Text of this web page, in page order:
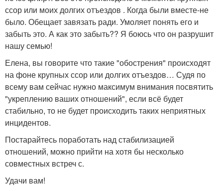
ссор или моих долгих отъездов . Когда были вместе-не
было. Обещает завязать ради. Умоляет понять его и
забыть это. А как это забыть?? Я боюсь что он разрушит
нашу семью!
Елена, вы говорите что такие "обострения" происходят
на фоне крупных ссор или долгих отъездов… Судя по
всему вам сейчас нужно максимум внимания посвятить
"укреплению ваших отношений", если всё будет
стабильно, то не будет происходить таких неприятных
инцидентов.
Постарайтесь поработать над стабилизацией
отношений, можно прийти на хотя бы несколько
совместных встреч с.
Удачи вам!